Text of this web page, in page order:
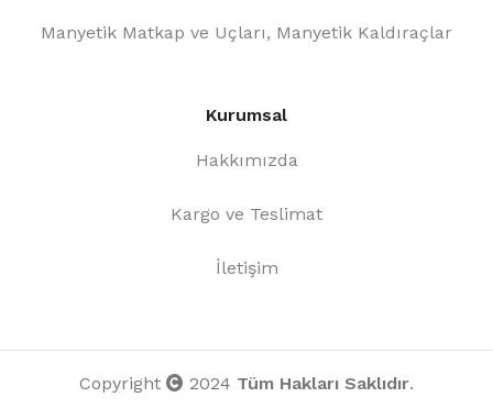
Manyetik Matkap ve Uçları, Manyetik Kaldıraçlar
Kurumsal
Hakkımızda
Kargo ve Teslimat
İletişim
Copyright 2024 Tüm Hakları Saklıdır.